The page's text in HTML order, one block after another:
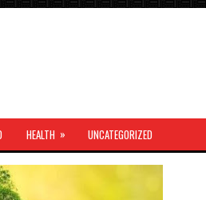
HEALTH » UNCATEGORIZED